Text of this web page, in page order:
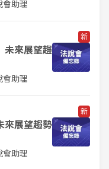
會助理
新
未來展望趨
會助理
新
來展望趨勢
會助理